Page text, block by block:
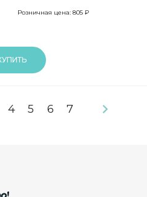
Розничная цена: 805 ₽
4 5 6 7